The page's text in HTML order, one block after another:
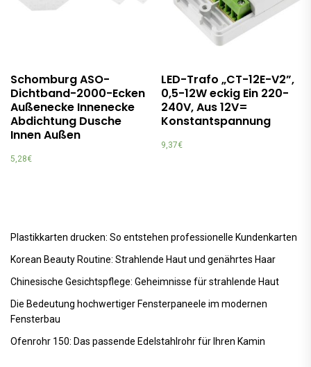
Schomburg ASO-
Dichtband-2000-Ecken
Außenecke Innenecke
Abdichtung Dusche
Innen Außen
5,28€
LED-Trafo „CT-12E-V2”,
0,5-12W eckig Ein 220-
240V, Aus 12V=
Konstantspannung
9,37€
Plastikkarten drucken: So entstehen professionelle Kundenkarten
Korean Beauty Routine: Strahlende Haut und genährtes Haar
Chinesische Gesichtspflege: Geheimnisse für strahlende Haut
Die Bedeutung hochwertiger Fensterpaneele im modernen
Fensterbau
Ofenrohr 150: Das passende Edelstahlrohr für Ihren Kamin